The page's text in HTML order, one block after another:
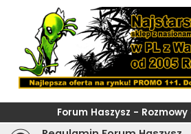
Forum Haszysz -